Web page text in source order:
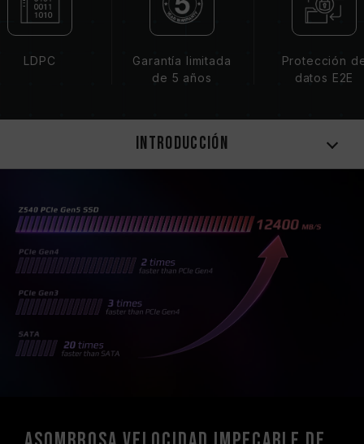
LDPC
Garantía limitada
de 5 años
Protección
datos E2E
Introducción